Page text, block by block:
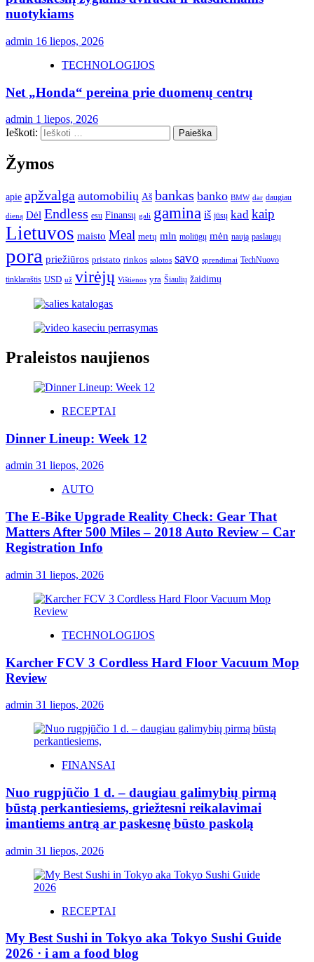
nuotykiams
admin 16 liepos, 2026
TECHNOLOGIJOS
Net „Honda“ pereina prie duomenų centrų
admin 1 liepos, 2026
Ieškoti:
Žymos
apie apžvalga automobilių Aš bankas banko BMW dar daugiau
dieną Dėl Endless esu Finansų gali gamina iš jūsų kad kaip
Lietuvos maisto Meal metų mln moliūgų mėn naują paslaugų
pora priežiūros pristato rinkos salotos savo sprendimai TechNuovo
tinklaraštis USD už virėjų Vištienos yra Šiaulių žaidimų
Praleistos naujienos
RECEPTAI
Dinner Lineup: Week 12
admin 31 liepos, 2026
AUTO
The E-Bike Upgrade Reality Check: Gear That
Matters After 500 Miles – 2018 Auto Review – Car
Registration Info
admin 31 liepos, 2026
TECHNOLOGIJOS
Karcher FCV 3 Cordless Hard Floor Vacuum Mop
Review
admin 31 liepos, 2026
FINANSAI
Nuo rugpjūčio 1 d. – daugiau galimybių pirmą
būstą perkantiesiems, griežtesni reikalavimai
imantiems antrą ar paskesnę būsto paskolą
admin 31 liepos, 2026
RECEPTAI
My Best Sushi in Tokyo aka Tokyo Sushi Guide
2026 · i am a food blog